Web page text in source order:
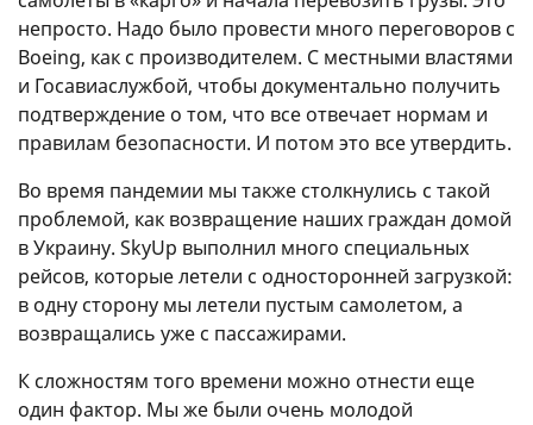
непросто. Надо было провести много переговоров с
Boeing, как с производителем. С местными властями
и Госавиаслужбой, чтобы документально получить
подтверждение о том, что все отвечает нормам и
правилам безопасности. И потом это все утвердить.
Во время пандемии мы также столкнулись с такой
проблемой, как возвращение наших граждан домой
в Украину. SkyUp выполнил много специальных
рейсов, которые летели с односторонней загрузкой:
в одну сторону мы летели пустым самолетом, а
возвращались уже с пассажирами.
К сложностям того времени можно отнести еще
один фактор. Мы же были очень молодой